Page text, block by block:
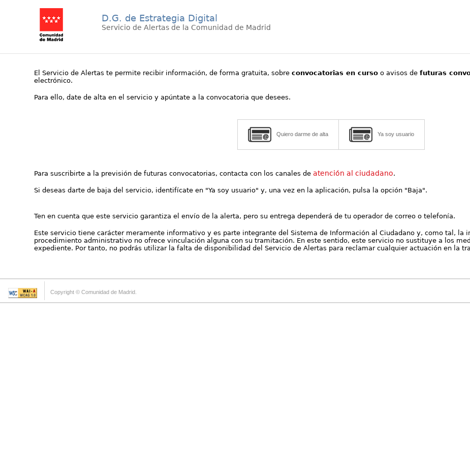
D.G. de Estrategia Digital
Servicio de Alertas de la Comunidad de Madrid
El Servicio de Alertas te permite recibir información, de forma gratuita, sobreconvocatorias en curso o avisos defuturas
electrónico.
Para ello, date de alta en el servicio y apúntate a la convocatoria que desees.
Quiero darme de alta Ya soy usuario
Para suscribirte a la previsión de futuras convocatorias, contacta con los canales deatención al ciudadano.
Si deseas darte de baja del servicio, identifícate en "Ya soy usuario" y, una vez en la aplicación, pulsa la opción "Baja".
Ten en cuenta que este servicio garantiza el envío de la alerta, pero su entrega dependerá de tu operador de correo o telefonía.
Este servicio tiene carácter meramente informativo y es parte integrante del Sistema de Información al Ciudadano y, como tal, la
procedimiento administrativo no ofrece vinculación alguna con su tramitación. En este sentido, este servicio no sustituye a los
expediente. Por tanto, no podrás utilizar la falta de disponibilidad del Servicio de Alertas para reclamar cualquier actuación en la
Copyright © Comunidad de Madrid.